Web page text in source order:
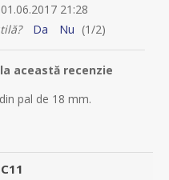
01.06.2017 21:28
Da Nu (1/2)
această recenzie
pal de 18 mm.